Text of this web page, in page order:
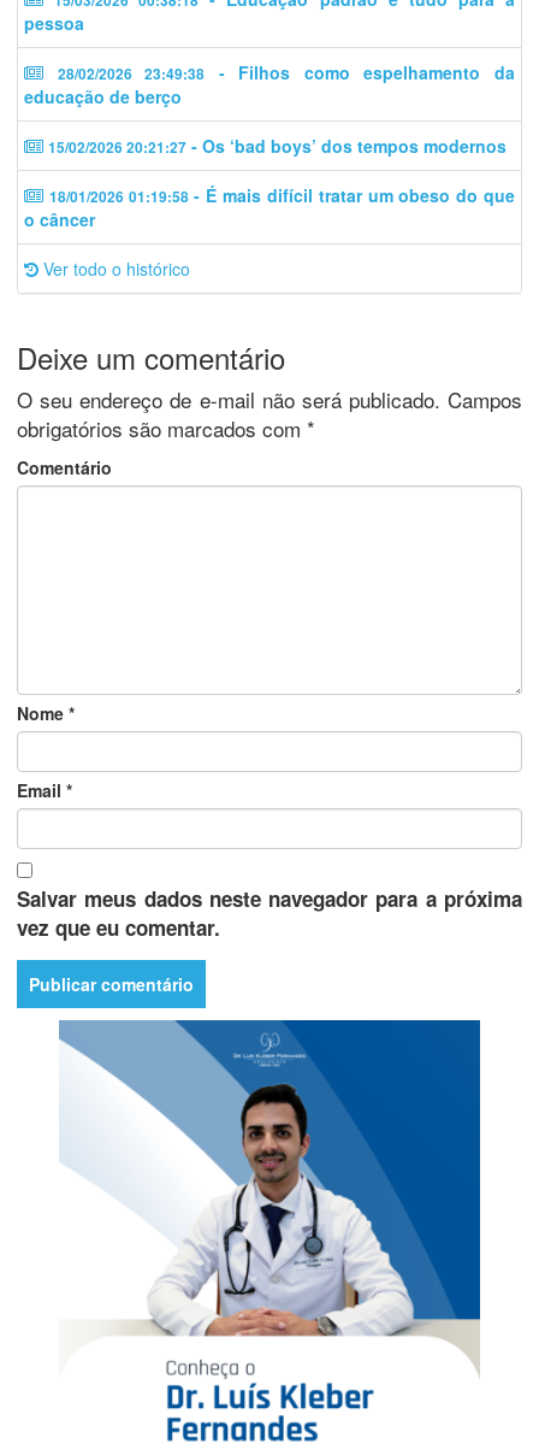
pessoa
28/02/2026 23:49:38 - Filhos como espelhamento da
educação de berço
15/02/2026 20:21:27 - Os ‘bad boys’ dos tempos modernos
18/01/2026 01:19:58- É mais difícil tratar um obeso do que
o câncer
Ver todo o histórico
Deixe um comentário
O seu endereço de e-mail não será publicado. Campos
obrigatórios são marcados com *
Comentário
Nome *
Email *
Salvar meus dados neste navegador para a próxima
vez que eu comentar.